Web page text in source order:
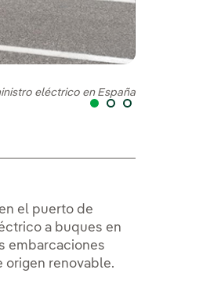
eléctrico en España
el puerto de
a buques en
embarcaciones
origen renovable.